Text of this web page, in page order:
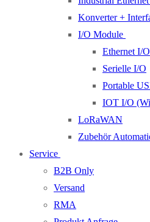
Konverter +
I/O Module
Ethernet I/O
Serielle I/O
Portable
IOT I/O
LoRaWAN
Zubehör
Service
B2B Only
Versand
RMA